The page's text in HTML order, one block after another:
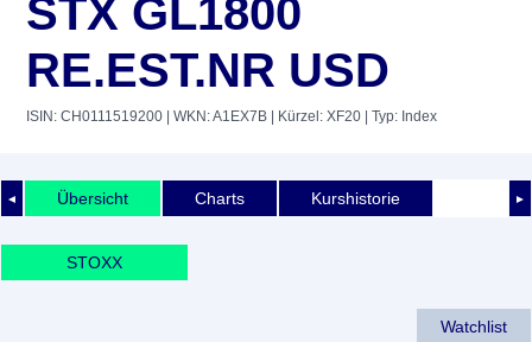
STX GL1800
RE.EST.NR USD
ISIN: CH0111519200 | WKN: A1EX7B | Kürzel: XF20 | Typ: Index
◄ ►
Übersicht Charts Kurshistorie
STOXX
Watchlist